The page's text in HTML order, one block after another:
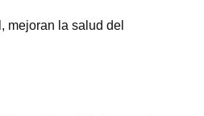
mejoran la salud del